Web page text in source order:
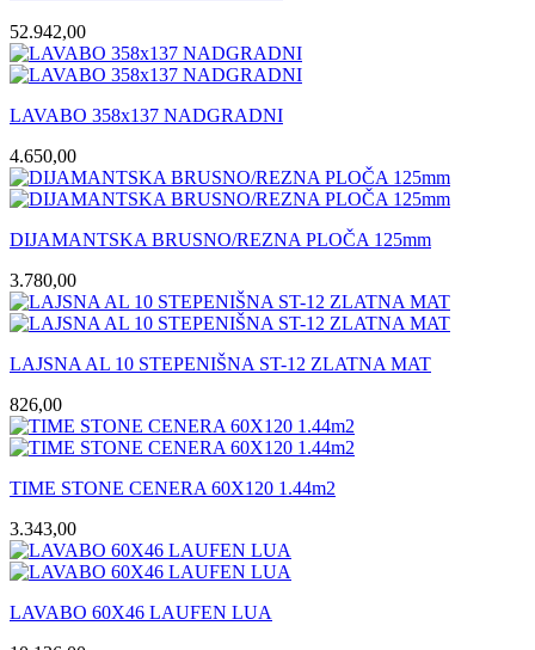
52.942,00
LAVABO 358x137 NADGRADNI
4.650,00
DIJAMANTSKA BRUSNO/REZNA PLOČA 125mm
3.780,00
LAJSNA AL 10 STEPENIŠNA ST-12 ZLATNA MAT
826,00
TIME STONE CENERA 60X120 1.44m2
3.343,00
LAVABO 60X46 LAUFEN LUA